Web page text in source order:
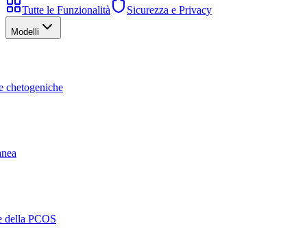
Tutte le Funzionalità Sicurezza e Privacy
Modelli
chetogeniche
della PCOS